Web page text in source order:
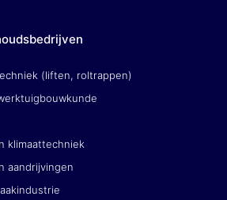
(liften, roltrappen)
klimaattechniek
aandrijvingen